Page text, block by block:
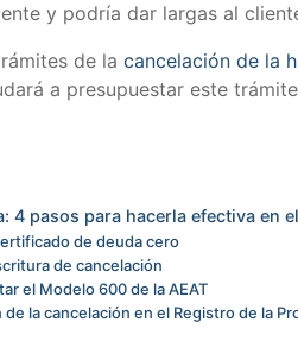
y podría dar largas al
de la cancelación de la
a presupuestar este
4 pasos para hacerla efectiva en
de deuda cero
de cancelación
el Modelo 600 de la AEAT
la cancelación en el Registro de la